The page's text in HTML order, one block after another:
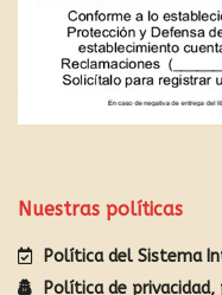
Nuestras políticas
Política del Sistema
Política de